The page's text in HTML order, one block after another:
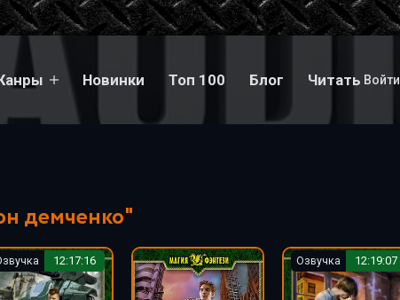
Новинки Топ 100 Блог Читать Войти
демченко"
12:17:16 Озвучка 12:19:07